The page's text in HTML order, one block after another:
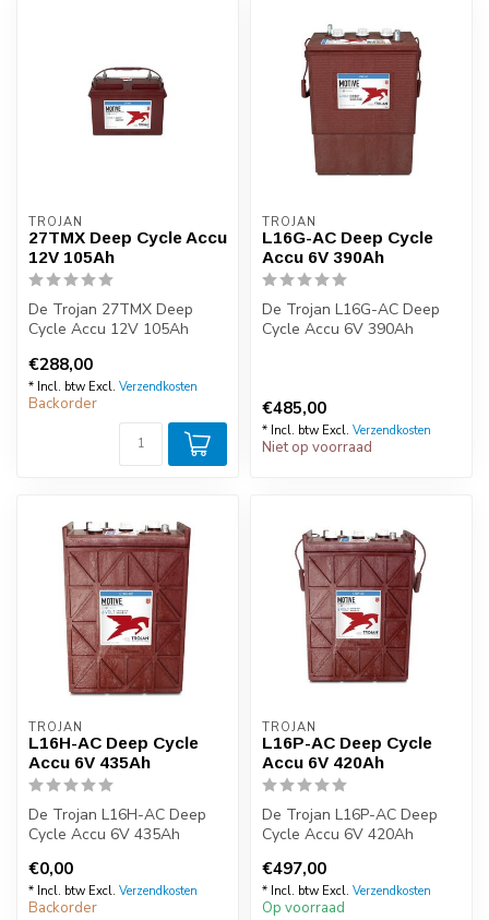
TROJAN
27TMX Deep Cycle Accu
12V 105Ah
De Trojan 27TMX Deep
Cycle Accu 12V 105Ah
als het ga...
€288,00
* Incl. btw Excl. Verzendkosten
Backorder
TROJAN
L16G-AC Deep Cycle
Accu 6V 390Ah
De Trojan L16G-AC Deep
Cycle Accu 6V 390Ah
€485,00
* Incl. btw Excl. Verzendkosten
Niet op voorraad
TROJAN
L16H-AC Deep Cycle
Accu 6V 435Ah
De Trojan L16H-AC Deep
Cycle Accu 6V 435Ah
als het g...
€0,00
* Incl. btw Excl. Verzendkosten
Backorder
TROJAN
L16P-AC Deep Cycle
Accu 6V 420Ah
De Trojan L16P-AC Deep
Cycle Accu 6V 420Ah
als het g...
€497,00
* Incl. btw Excl. Verzendkosten
Op voorraad